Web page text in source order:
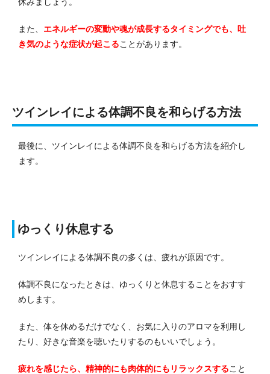
また、 エネルギーの変動や魂が成長するタイミングでも、吐
き気のような症状が起こることがあります。
ツインレイによる体調不良を和らげる方法
最後に、ツインレイによる体調不良を和らげる方法を紹介し
ます。
ゆっくり休息する
ツインレイによる体調不良の多くは、疲れが原因です。
体調不良になったときは、ゆっくりと休息することをおすす
めします。
また、体を休めるだけでなく、お気に入りのアロマを利用し
たり、好きな音楽を聴いたりするのもいいでしょう。
疲れを感じたら、精神的にも肉体的にもリラックスすること